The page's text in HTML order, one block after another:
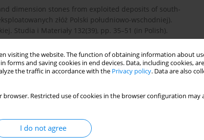
visiting the website. The function of obtaining information about
and saving cookies in end devices. Data, including cookies,
the traffic in accordance with the Privacy policy. Data are also
browser. Restricted use of cookies in the browser configuration
I do not agree
dimension stones from exploited deposits of south-
złóż Polski południowo-wschodniej).
Studia i Materiały 132(39), pp. 35–51 (in Polish).
protection of unique decorative limestone deposits in
w Polsce). Górnictwo Odkrywkowe 52(1–2), pp.
architectural stones in south-eastern Poland – the
dekoracyjne i architektoniczne południowo-